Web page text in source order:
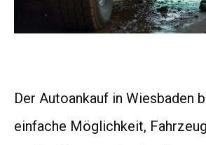
Der Autoankauf in Wiesbaden
einfache Möglichkeit,